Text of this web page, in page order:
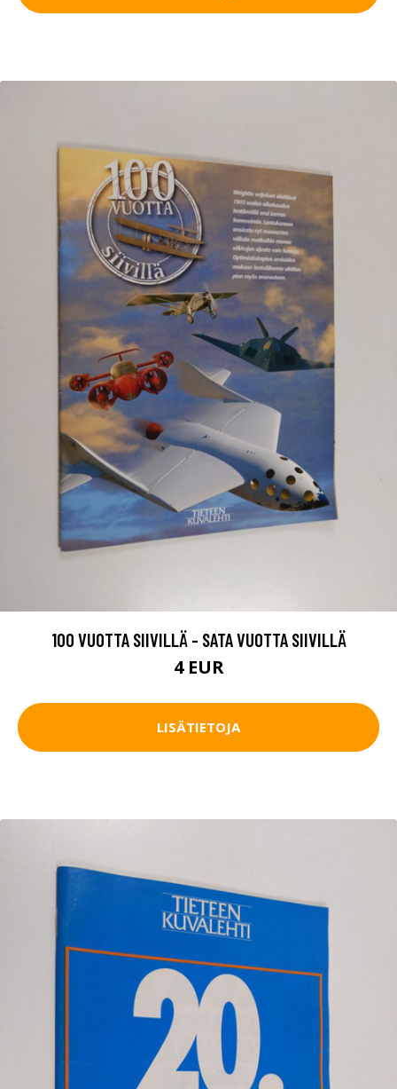
100 VUOTTA SIIVILLÄ - SATA VUOTTA SIIVILLÄ
4 EUR
LISÄTIETOJA